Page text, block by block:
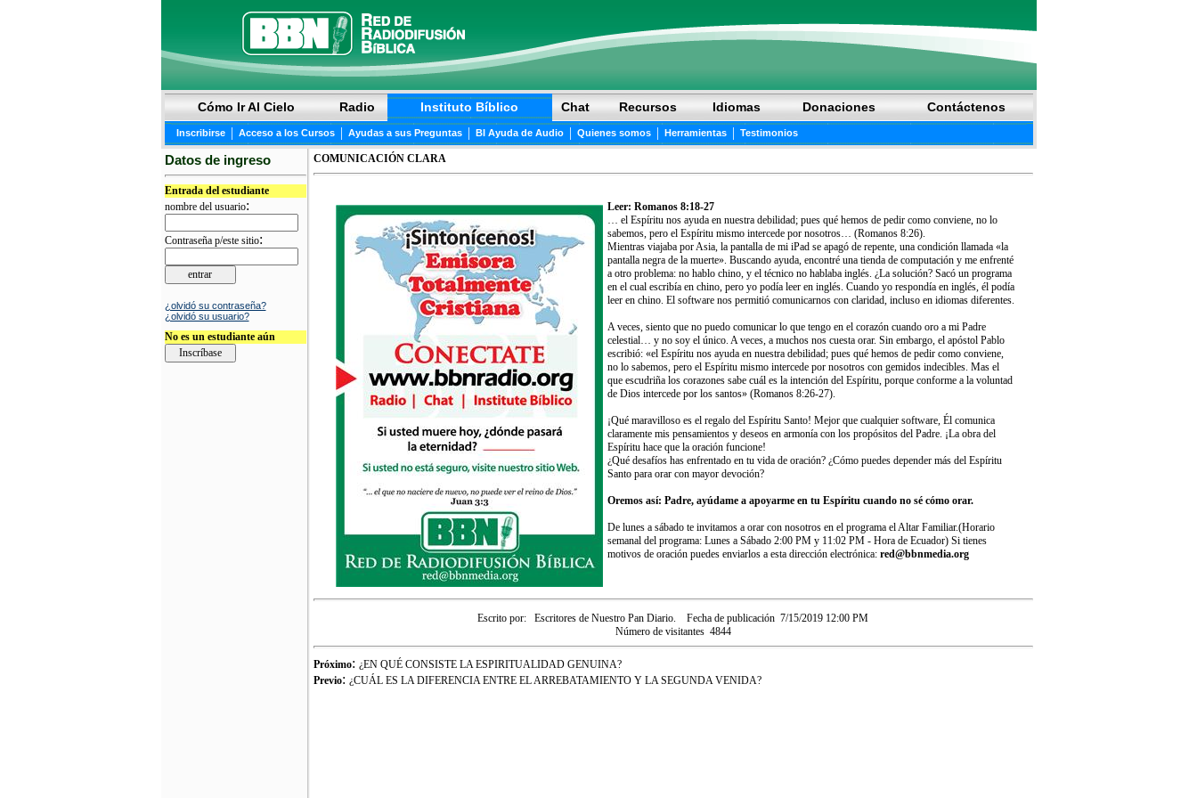
Cómo Ir Al Cielo Radio Instituto Bíblico Chat Recursos Idiomas Donaciones Contáctenos
Inscribirse | Acceso a los Cursos | Ayudas a sus Preguntas | BI Ayuda de Audio | Quienes somos | Herramientas | Testimonios
Datos de ingreso
Entrada del estudiante
nombre del usuario:
Contraseña p/este sitio:
¿olvidó su contraseña?
¿olvidó su usuario?
No es un estudiante aún
COMUNICACIÓN CLARA
Leer: Romanos 8:18-27
… el Espíritu nos ayuda en nuestra debilidad; pues qué hemos de pedir como conviene, no lo
sabemos, pero el Espíritu mismo intercede por nosotros… (Romanos 8:26).
Mientras viajaba por Asia, la pantalla de mi iPad se apagó de repente, una condición llamada «la
pantalla negra de la muerte». Buscando ayuda, encontré una tienda de computación y me enfrenté
a otro problema: no hablo chino, y el técnico no hablaba inglés. ¿La solución? Sacó un programa
en el cual escribía en chino, pero yo podía leer en inglés. Cuando yo respondía en inglés, él podía
leer en chino. El software nos permitió comunicarnos con claridad, incluso en idiomas diferentes.
A veces, siento que no puedo comunicar lo que tengo en el corazón cuando oro a mi Padre
celestial… y no soy el único. A veces, a muchos nos cuesta orar. Sin embargo, el apóstol Pablo
escribió: «el Espíritu nos ayuda en nuestra debilidad; pues qué hemos de pedir como conviene,
no lo sabemos, pero el Espíritu mismo intercede por nosotros con gemidos indecibles. Mas el
que escudriña los corazones sabe cuál es la intención del Espíritu, porque conforme a la voluntad
de Dios intercede por los santos» (Romanos 8:26-27).
¡Qué maravilloso es el regalo del Espíritu Santo! Mejor que cualquier software, Él comunica
claramente mis pensamientos y deseos en armonía con los propósitos del Padre. ¡La obra del
Espíritu hace que la oración funcione!
¿Qué desafíos has enfrentado en tu vida de oración? ¿Cómo puedes depender más del Espíritu
Santo para orar con mayor devoción?
Oremos así: Padre, ayúdame a apoyarme en tu Espíritu cuando no sé cómo orar.
De lunes a sábado te invitamos a orar con nosotros en el programa el Altar Familiar.(Horario
semanal del programa: Lunes a Sábado 2:00 PM y 11:02 PM - Hora de Ecuador) Si tienes
motivos de oración puedes enviarlos a esta dirección electrónica: red@bbnmedia.org
Escrito por: Escritores de Nuestro Pan Diario. Fecha de publicación 7/15/2019 12:00 PM
Número de visitantes 4844
Próximo: ¿EN QUÉ CONSISTE LA ESPIRITUALIDAD GENUINA?
Previo: ¿CUÁL ES LA DIFERENCIA ENTRE EL ARREBATAMIENTO Y LA SEGUNDA VENIDA?